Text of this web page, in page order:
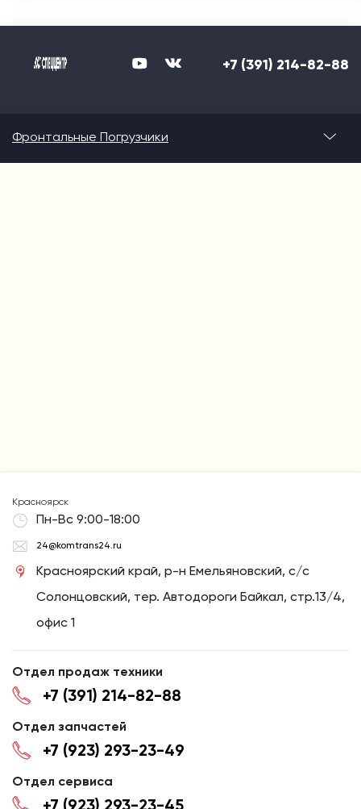
+7 (391) 214-82-88
Фронтальные Погрузчики
Красноярск
Пн-Вс 9:00-18:00
24@komtrans24.ru
Красноярский край, р-н Емельяновский, с/с
Солонцовский, тер. Автодороги Байкал, стр.13/4,
офис 1
Отдел продаж техники
+7 (391) 214-82-88
Отдел запчастей
+7 (923) 293-23-49
Отдел сервиса
+7 (923) 293-23-45